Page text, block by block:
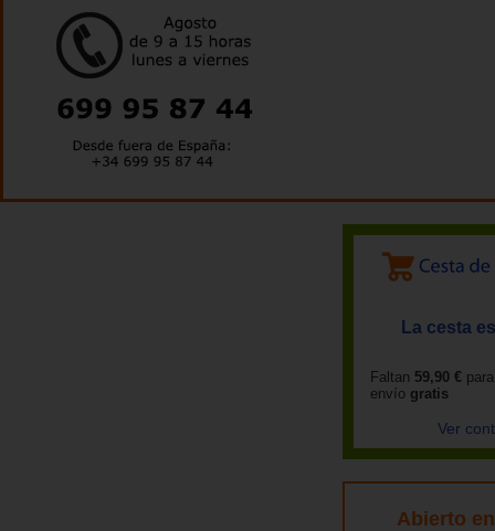
La cesta
Faltan 59,90 €
envío gratis
Ver
Abierto